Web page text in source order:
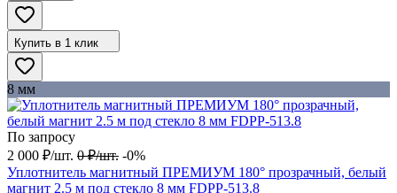
Купить в 1 клик
8 мм
По запросу
2 000 ₽/шт. 0 ₽/шт. -0%
Уплотнитель магнитный ПРЕМИУМ 180° прозрачный, белый
магнит 2.5 м под стекло 8 мм FDPP-513.8